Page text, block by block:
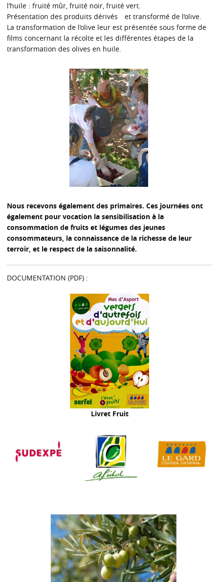
l’huile : fruité mûr, fruité noir, fruité vert.
Présentation des produits dérivés et transformé de l’olive.
La transformation de l’olive leur est présentée sous forme de
films concernant la récolte et les différentes étapes de la
transformation des olives en huile.
Nous recevons également des primaires. Ces journées ont
également pour vocation la sensibilisation à la
consommation de fruits et légumes des jeunes
consommateurs, la connaissance de la richesse de leur
terroir, et le respect de la saisonnalité.
DOCUMENTATION (PDF) :
Livret Fruit